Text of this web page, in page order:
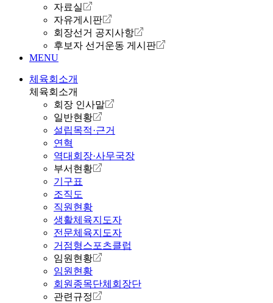
자료실
자유게시판
회장선거 공지사항
후보자 선거운동 게시판
MENU
체육회소개
체육회소개
회장 인사말
일반현황
설립목적·근거
연혁
역대회장·사무국장
부서현황
기구표
조직도
직원현황
생활체육지도자
전문체육지도자
거점형스포츠클럽
임원현황
임원현황
회원종목단체회장단
관련규정